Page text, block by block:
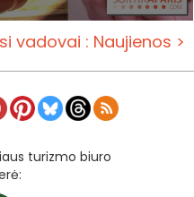
vadovai : Naujienos >
turizmo biuro